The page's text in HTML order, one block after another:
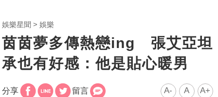
娛樂星聞 娛樂
茵茵夢多傳熱戀ing 張艾亞坦
承也有好感：他是貼心暖男
分享 留言 A- A A+